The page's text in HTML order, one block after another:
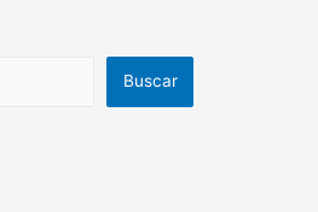
Buscar